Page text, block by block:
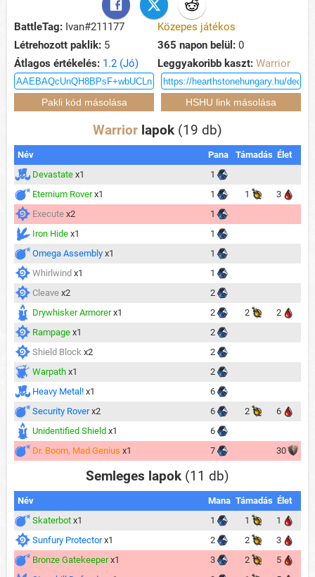
BattleTag: Ivan#211177
Közepes játékos
Létrehozott paklik: 5 365 napon belül: 0
Átlagos értékelés: 1.2 (Jó) Leggyakoribb kaszt: Warrior
Warrior lapok (19 db)
Név Pana Támadás Élet
Devastate x1
1
Eternium Rover x1 1 1
3
Execute x2
1
Iron Hide x1
1
Omega Assembly x1
1
Whirlwind x1
1
Cleave x2
2
Drywhisker Armorer x1 2 2
2
Rampage x1
2
Shield Block x2
2
Warpath x1
2
Heavy Metal! x1
6
Security Rover x2 6 2
6
Unidentified Shield x1
6
Dr. Boom, Mad Genius x1 7 30
Semleges lapok (11 db)
Név Mana Támadás Élet
Skaterbot x1 1 1
1
Sunfury Protector x1 2 2
3
Bronze Gatekeeper x1 3 2
5